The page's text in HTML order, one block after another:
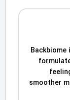
smoother